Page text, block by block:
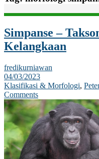
Simpanse –
Kelangkaan
fredikurniawan
04/03/2023
Klasifikasi & Morfologi,
Comments